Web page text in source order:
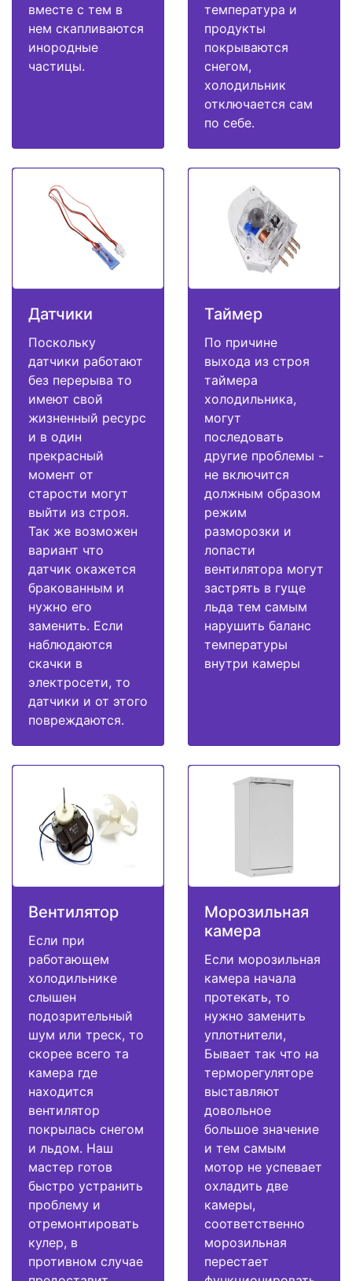
вместе с тем в
нем скапливаются
инородные
частицы.
температура и
продукты
покрываются
снегом,
холодильник
отключается сам
по себе.
Датчики
Поскольку
датчики работают
без перерыва то
имеют свой
жизненный ресурс
и в один
прекрасный
момент от
старости могут
выйти из строя.
Так же возможен
вариант что
датчик окажется
бракованным и
нужно его
заменить. Если
наблюдаются
скачки в
электросети, то
датчики и от этого
повреждаются.
Таймер
По причине
выхода из строя
таймера
холодильника,
могут
последовать
другие проблемы -
не включится
должным образом
режим
разморозки и
лопасти
вентилятора могут
застрять в гуще
льда тем самым
нарушить баланс
температуры
внутри камеры
Вентилятор
Если при
работающем
холодильнике
слышен
подозрительный
шум или треск, то
скорее всего та
камера где
находится
вентилятор
покрылась снегом
и льдом. Наш
мастер готов
быстро устранить
проблему и
отремонтировать
кулер, в
противном случае
Морозильная
камера
Если морозильная
камера начала
протекать, то
нужно заменить
уплотнители,
Бывает так что на
терморегуляторе
выставляют
довольное
большое значение
и тем самым
мотор не успевает
охладить две
камеры,
соответственно
морозильная
перестает